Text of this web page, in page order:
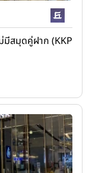
มีสมุดคู่ฝาก (KKP